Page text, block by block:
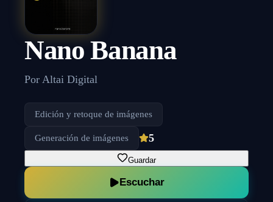
Nano Banana
Por Altai Digital
Edición y retoque de imágenes
Generación de imágenes 5
Guardar
Escuchar